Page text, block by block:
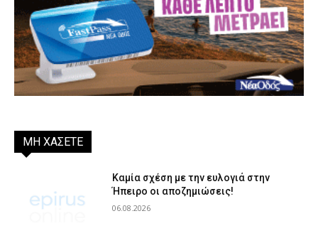
ΜΗ ΧΑΣΕΤΕ
Καμία σχέση με την ευλογιά στην
Ήπειρο οι αποζημιώσεις!
06.08.2026